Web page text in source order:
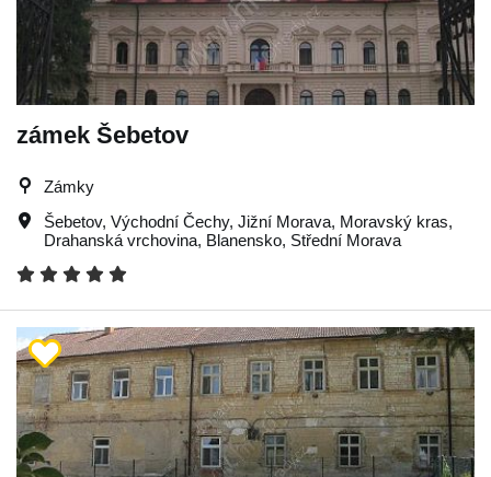
zámek Šebetov
Zámky
Šebetov, Východní Čechy, Jižní Morava, Moravský kras,
Drahanská vrchovina, Blanensko, Střední Morava